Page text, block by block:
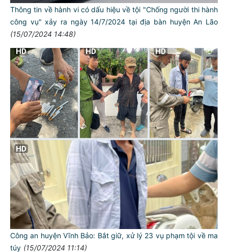
Thông tin về hành vi có dấu hiệu về tội "Chống người thi hành
công vụ" xảy ra ngày 14/7/2024 tại địa bàn huyện An Lão
(15/07/2024 14:48)
Công an huyện Vĩnh Bảo: Bắt giữ, xử lý 23 vụ phạm tội về ma
túy (15/07/2024 11:14)